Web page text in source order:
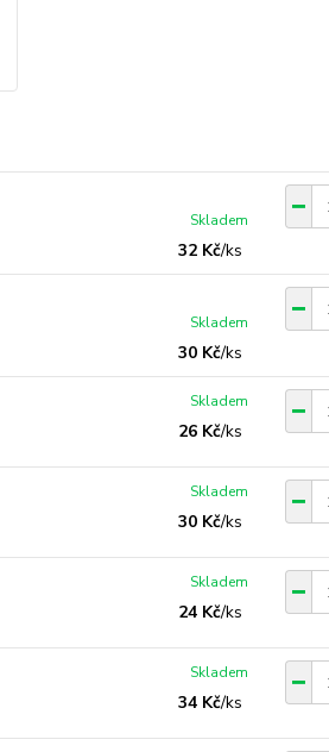
32 Kč/ks
Skladem
30 Kč/ks
Skladem
26 Kč/ks
Skladem
30 Kč/ks
Skladem
24 Kč/ks
Skladem
34 Kč/ks
Skladem